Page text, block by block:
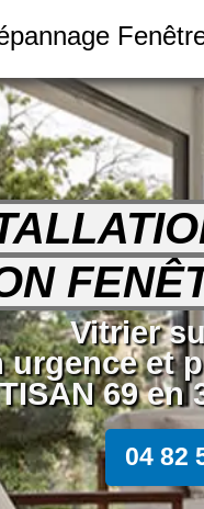
Vitrier
urgence et
69 en
04 82